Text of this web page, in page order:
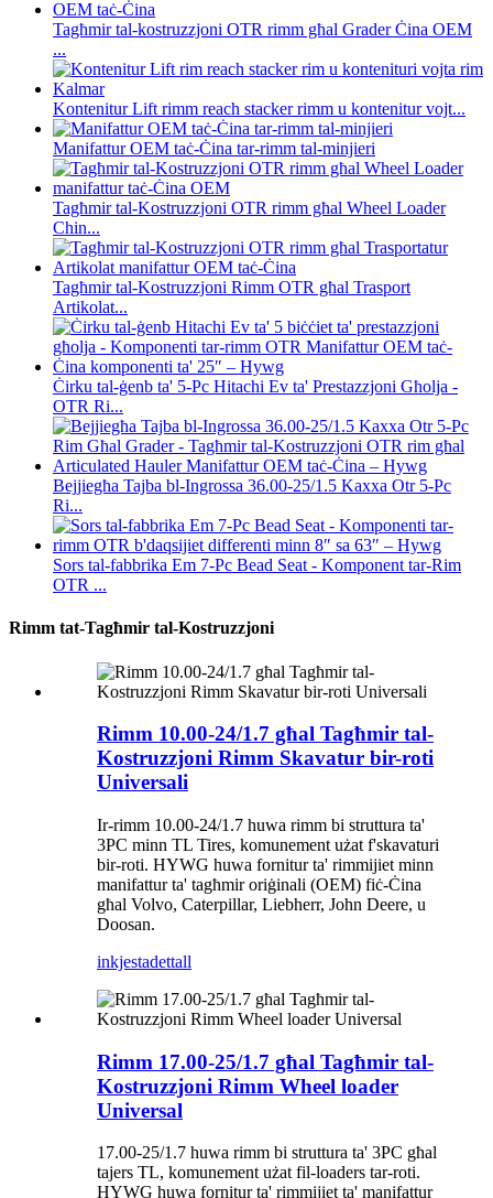
Tagħmir tal-kostruzzjoni OTR rimm għal Grader Ċina OEM
...
Kontenitur Lift rimm reach stacker rimm u kontenitur vojt...
Manifattur OEM taċ-Ċina tar-rimm tal-minjieri
Tagħmir tal-Kostruzzjoni OTR rimm għal Wheel Loader
Chin...
Tagħmir tal-Kostruzzjoni Rimm OTR għal Trasport
Artikolat...
Ċirku tal-ġenb ta' 5-Pc Hitachi Ev ta' Prestazzjoni Għolja -
OTR Ri...
Bejjiegħa Tajba bl-Ingrossa 36.00-25/1.5 Kaxxa Otr 5-Pc
Ri...
Sors tal-fabbrika Em 7-Pc Bead Seat - Komponent tar-Rim
OTR ...
Rimm tat-Tagħmir tal-Kostruzzjoni
Rimm 10.00-24/1.7 għal Tagħmir tal-
Kostruzzjoni Rimm Skavatur bir-roti
Universali
Ir-rimm 10.00-24/1.7 huwa rimm bi struttura ta'
3PC minn TL Tires, komunement użat f'skavaturi
bir-roti. HYWG huwa fornitur ta' rimmijiet minn
manifattur ta' tagħmir oriġinali (OEM) fiċ-Ċina
għal Volvo, Caterpillar, Liebherr, John Deere, u
Doosan.
inkjestadettall
Rimm 17.00-25/1.7 għal Tagħmir tal-
Kostruzzjoni Rimm Wheel loader
Universal
17.00-25/1.7 huwa rimm bi struttura ta' 3PC għal
tajers TL, komunement użat fil-loaders tar-roti.
HYWG huwa fornitur ta' rimmijiet ta' manifattur